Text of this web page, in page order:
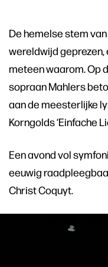
De hemelse stem
wereldwijd
meteen waarom. Op
sopraan Mahlers
aan de meesterlijke
Korngolds ‘Einfache
Een avond vol
eeuwig
Christ Coquyt.